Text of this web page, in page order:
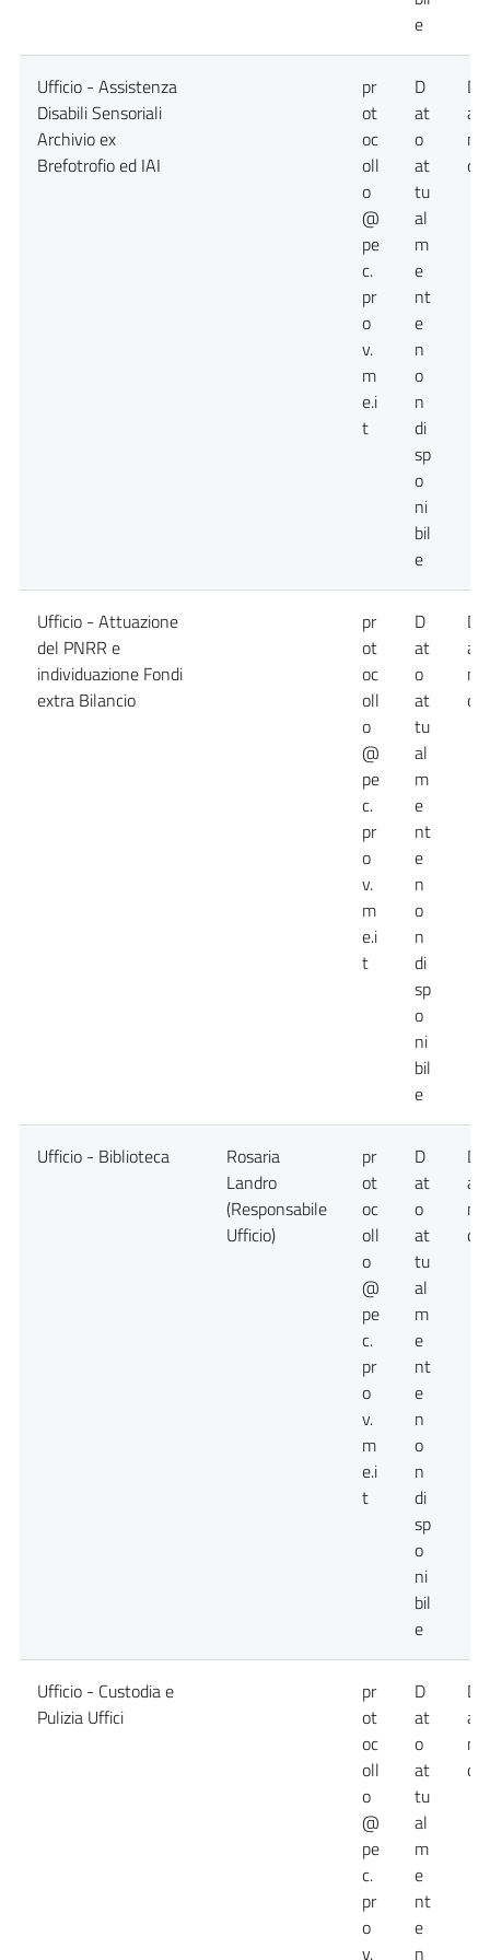
e
Ufficio - Assistenza
Disabili Sensoriali
Archivio ex
Brefotrofio ed IAI
pr
ot
oc
oll
o
@
pe
c.
pr
o
v.
m
e.i
t
D
at
o
at
tu
al
m
e
nt
e
n
o
n
di
sp
o
ni
bil
e
Ufficio - Attuazione
del PNRR e
individuazione Fondi
extra Bilancio
pr
ot
oc
oll
o
@
pe
c.
pr
o
v.
m
e.i
t
D
at
o
at
tu
al
m
e
nt
e
n
o
n
di
sp
o
ni
bil
e
Ufficio - Biblioteca
Rosaria
Landro
(Responsabile
Ufficio)
pr
ot
oc
oll
o
@
pe
c.
pr
o
v.
m
e.i
t
D
at
o
at
tu
al
m
e
nt
e
n
o
n
di
sp
o
ni
bil
e
Ufficio - Custodia e
Pulizia Uffici
pr
ot
oc
oll
o
@
pe
c.
pr
o
v.
D
at
o
at
tu
al
m
e
nt
e
n